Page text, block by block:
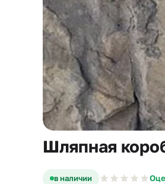
Шляпная
в наличии